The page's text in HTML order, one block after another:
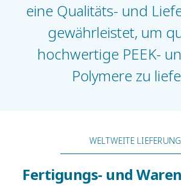
eine Qualitäts- und
gewährleistet, um
hochwertige PEEK-
Polymere zu
WELTWEITE LIEFERUNG
Fertigungs- und